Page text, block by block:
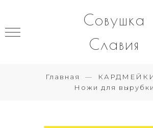
Совушка
Славия
Главная
Ножи для вырубки